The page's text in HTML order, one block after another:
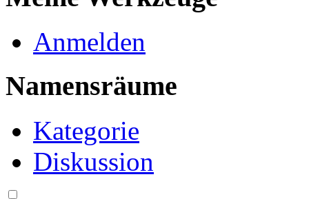
Anmelden
Namensräume
Kategorie
Diskussion